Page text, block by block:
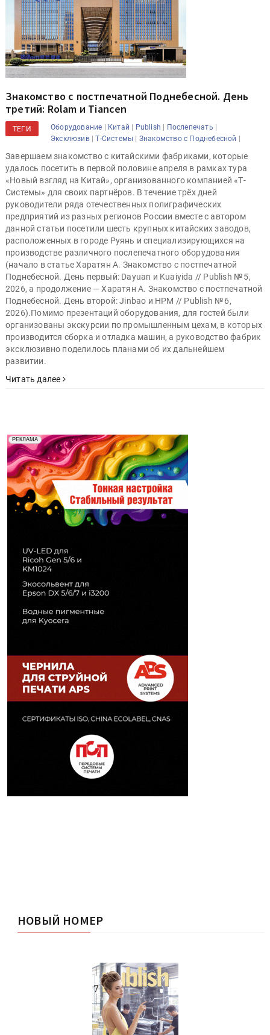
Знакомство с постпечатной Поднебесной. День
третий: Rolam и Tiancen
ТЕГИ Оборудование | Китай | Publish | Послепечать |
Эксклюзив|Т-Системы | Знакомство с Поднебесной |
Завершаем знакомство с китайскими фабриками, которые
удалось посетить в первой половине апреля в рамках тура
«Новый взгляд на Китай», организованного компанией «Т-
Системы» для своих партнёров. В течение трёх дней
руководители ряда отечественных полиграфических
предприятий из разных регионов России вместе с автором
данной статьи посетили шесть крупных китайских заводов,
расположенных в городе Руянь и специализирующихся на
производстве различного послепечатного оборудования
(начало в статье Харатян А. Знакомство с постпечатной
Поднебесной. День первый: Dayuan и Kuaiyida // Publish № 5,
2026, а продолжение — Харатян А. Знакомство с постпечатной
Поднебесной. День второй: Jinbao и HPM // Publish № 6,
2026).Помимо презентаций оборудования, для гостей были
организованы экскурсии по промышленным цехам, в которых
производится сборка и отладка машин, а руководство фабрик
эксклюзивно поделилось планами об их дальнейшем
развитии.
Читать далее
РЕКЛАМА
Реклама. Рекламодатель ООО "Передовые Системы
Печати" erid: 2SDnjd2d4Qz
НОВЫЙ НОМЕР